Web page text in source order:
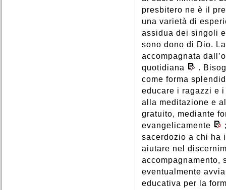
presbitero ne è il
una varietà di
assidua dei singoli
sono dono di Dio.
accompagnata
quotidiana
.
come forma
educare i ragazzi e
alla meditazione e
gratuito, mediante
evangelicamente
sacerdozio a chi ha
aiutare nel
accompagnamento,
eventualmente
educativa per la